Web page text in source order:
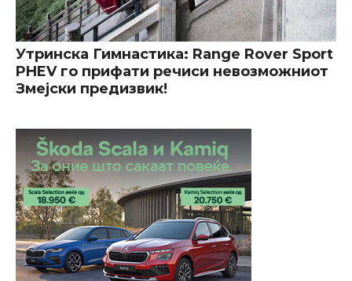
Утринска Гимнастика: Range Rover Sport
PHEV го прифати речиси невозможниот
Змејски предизвик!